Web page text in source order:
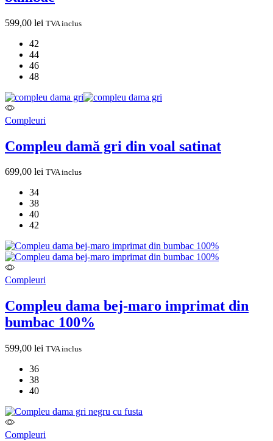
599,00 lei TVA inclus
42
44
46
48
Compleuri
Compleu damă gri din voal satinat
699,00 lei TVA inclus
34
38
40
42
Compleuri
Compleu dama bej-maro imprimat din
bumbac 100%
599,00 lei TVA inclus
36
38
40
Compleuri